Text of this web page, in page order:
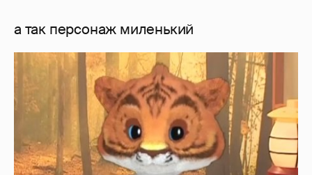
а так персонаж миленький